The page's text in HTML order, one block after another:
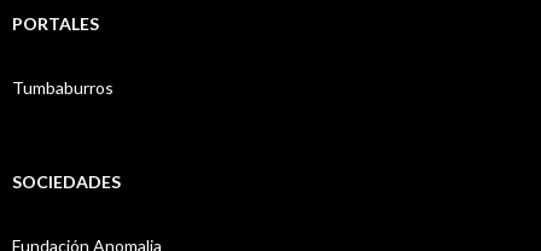
PORTALES
Tumbaburros
SOCIEDADES
Fundación Anomalia